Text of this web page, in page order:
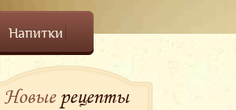
Напитки
Новыерецепты